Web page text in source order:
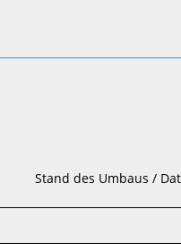
Stand des Umbaus /